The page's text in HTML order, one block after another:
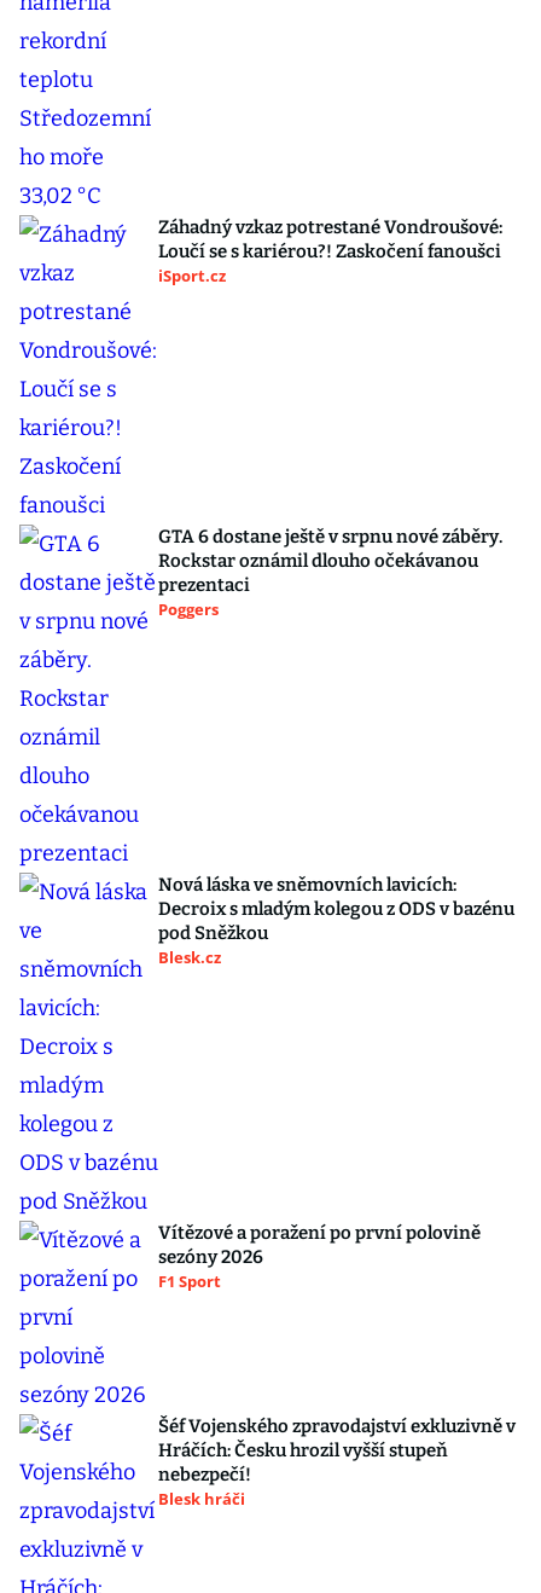
Záhadný vzkaz potrestané Vondroušové:
Loučí se s kariérou?! Zaskočení fanoušci
iSport.cz
GTA 6 dostane ještě v srpnu nové záběry.
Rockstar oznámil dlouho očekávanou
prezentaci
Poggers
Nová láska ve sněmovních lavicích:
Decroix s mladým kolegou z ODS v bazénu
pod Sněžkou
Blesk.cz
Vítězové a poražení po první polovině
sezóny 2026
F1 Sport
Šéf Vojenského zpravodajství exkluzivně v
Hráčích: Česku hrozil vyšší stupeň
nebezpečí!
Blesk hráči